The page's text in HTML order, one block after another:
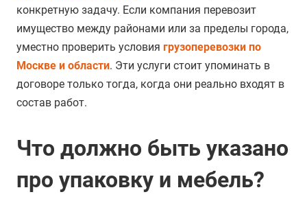
конкретную задачу. Если компания перевозит
имущество между районами или за пределы города,
уместно проверить условия грузоперевозки по
Москве и области. Эти услуги стоит упоминать в
договоре только тогда, когда они реально входят в
состав работ.
Что должно быть указано
про упаковку и мебель?